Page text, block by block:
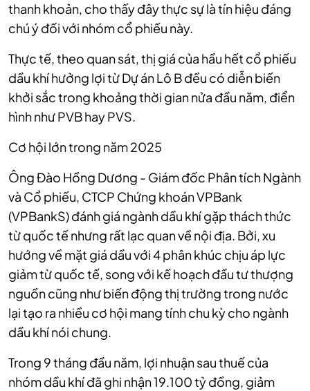
thanh khoản, cho thấy đây thực sự là tín hiệu đáng
chú ý đối với nhóm cổ phiếu này.
Thực tế, theo quan sát, thị giá của hầu hết cổ phiếu
dầu khí hưởng lợi từ Dự án Lô B đều có diễn biến
khởi sắc trong khoảng thời gian nửa đầu năm, điển
hình như PVB hay PVS.
Cơ hội lớn trong năm 2025
Ông Đào Hồng Dương - Giám đốc Phân tích Ngành
và Cổ phiếu, CTCP Chứng khoán VPBank
(VPBankS) đánh giá ngành dầu khí gặp thách thức
từ quốc tế nhưng rất lạc quan về nội địa. Bởi, xu
hướng về mặt giá dầu với 4 phân khúc chịu áp lực
giảm từ quốc tế, song với kế hoạch đầu tư thượng
nguồn cũng như biến động thị trường trong nước
lại tạo ra nhiều cơ hội mang tính chu kỳ cho ngành
dầu khí nói chung.
Trong 9 tháng đầu năm, lợi nhuận sau thuế của
nhóm dầu khí đã ghi nhận 19.100 tỷ đồng, giảm